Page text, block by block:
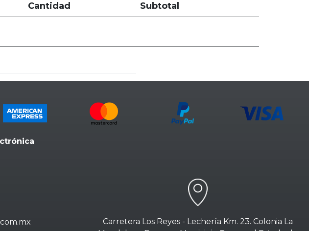
Cantidad
Subtotal
Carretera Los Reyes - Lechería Km. 23. Colonia La